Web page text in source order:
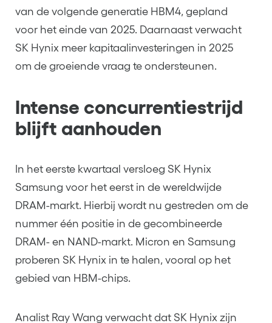
van de volgende generatie HBM4, gepland
voor het einde van 2025. Daarnaast verwacht
SK Hynix meer kapitaalinvesteringen in 2025
om de groeiende vraag te ondersteunen.
Intense concurrentiestrijd
blijft aanhouden
In het eerste kwartaal versloeg SK Hynix
Samsung voor het eerst in de wereldwijde
DRAM-markt. Hierbij wordt nu gestreden om de
nummer één positie in de gecombineerde
DRAM- en NAND-markt. Micron en Samsung
proberen SK Hynix in te halen, vooral op het
gebied van HBM-chips.
Analist Ray Wang verwacht dat SK Hynix zijn